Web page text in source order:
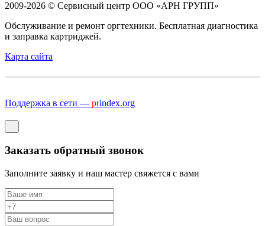
2009-2026 © Сервисный центр ООО «АРН ГРУПП»
Обслуживание и ремонт оргтехники. Бесплатная диагностика
и заправка картриджей.
Карта сайта
Поддержка в сети — prindex.org
Заказать обратный звонок
Заполните заявку и наш мастер свяжется с вами